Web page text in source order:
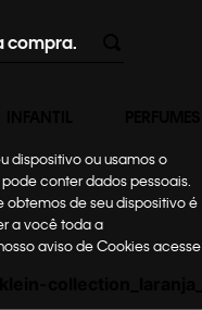
compra.
dispositivo ou usamos o
conter dados pessoais.
obtemos de seu dispositivo é
a você toda a
aviso de Cookies acesse